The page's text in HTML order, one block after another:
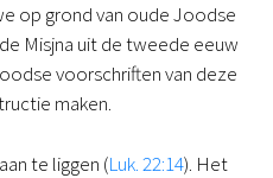
op grond van oude Joodse
Misjna uit de tweede eeuw
voorschriften van deze
maken.
te liggen (Luk. 22:14). Het